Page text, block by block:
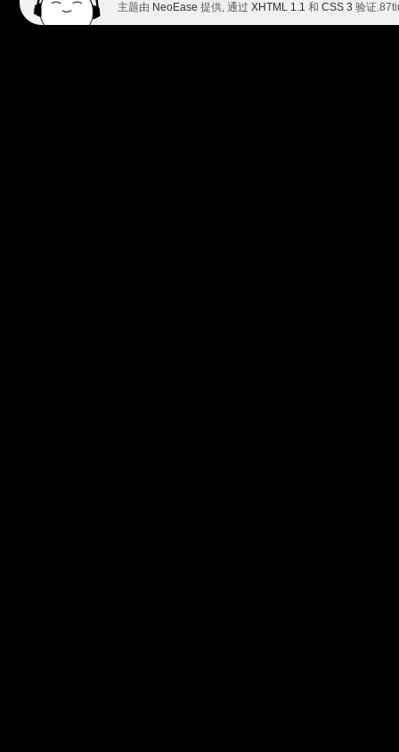
主题由 NeoEase 提供, 通过 XHTML 1.1 和 CSS 3 验证.